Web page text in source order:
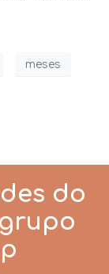
meses
do